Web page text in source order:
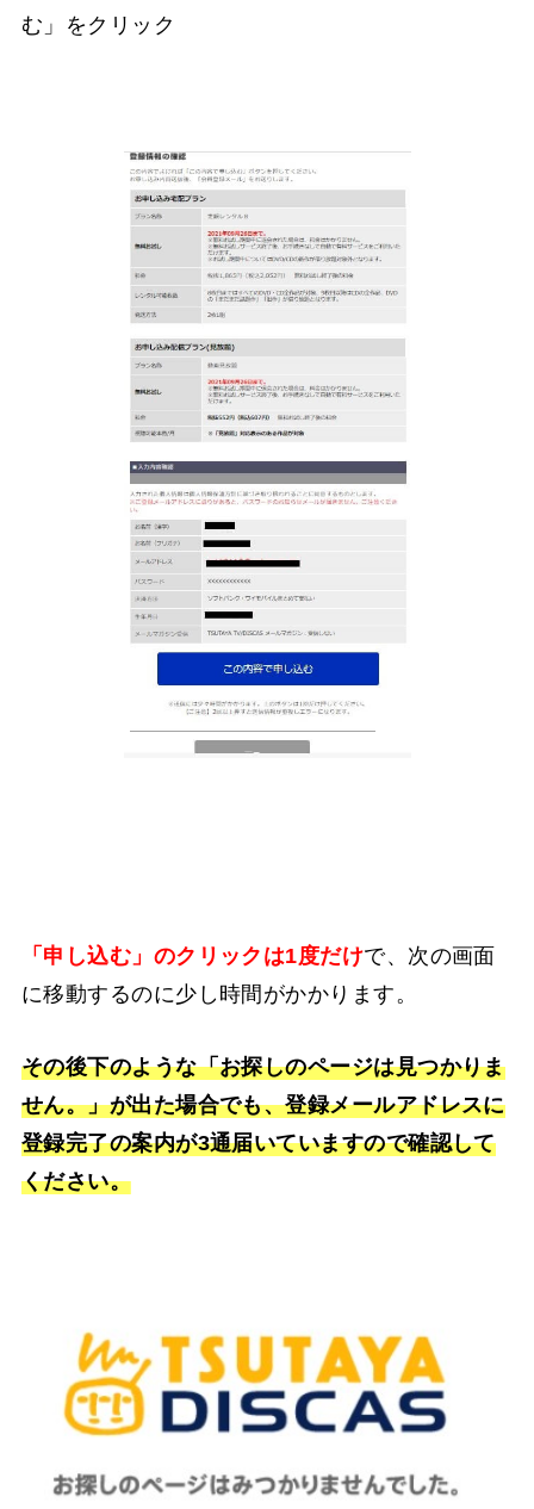
む」をクリック
「申し込む」のクリックは1度だけで、次の画面
に移動するのに少し時間がかかります。
その後下のような「お探しのページは見つかりま
せん。」が出た場合でも、登録メールアドレスに
登録完了の案内が3通届いていますので確認して
ください。